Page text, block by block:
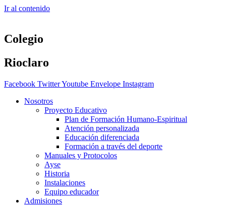
Ir al contenido
Colegio
Rioclaro
Facebook TwitterYoutube Envelope Instagram
Nosotros
Proyecto Educativo
Plan de Formación Humano-Espiritual
Atención personalizada
Educación diferenciada
Formación a través del deporte
Manuales y Protocolos
Ayse
Historia
Instalaciones
Equipo educador
Admisiones